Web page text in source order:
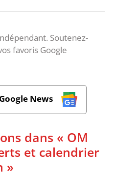
Soutenez-
favoris Google
News
dans « OM
et calendrier
»